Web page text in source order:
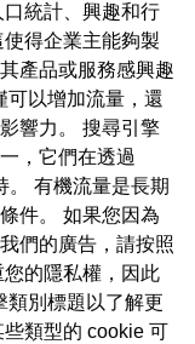
統計、興趣和行
得企業主能夠製
產品或服務感興趣
可以增加流量，還
響力。 搜尋引擎
，它們在透過
。 有機流量是長期
件。 如果您因為
們的廣告，請按照
的隱私權，因此
類別標題以了解更
類型的 cookie 可